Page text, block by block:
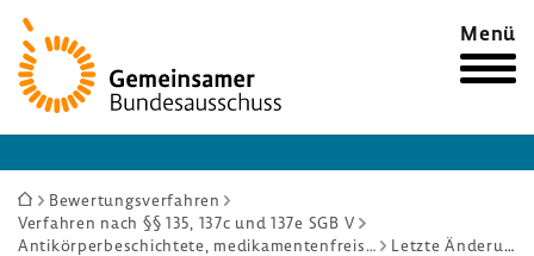
Zur
Startseite
Menü
Sie
sind
Bewertungsverfahren
Verfahren nach §§ 135, 137c und 137e SGB V
Antikörperbeschichtete, medikamentenfreisetzende Stents (AK-DES) zur Behandlung von Koronargefäßstenosen (§ 137c SGB V)
Letzte Änderungen